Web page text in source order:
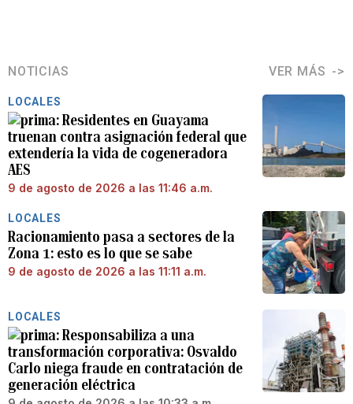
NOTICIAS VER MÁS
LOCALES
Residentes en Guayama
truenan contra asignación federal que
extendería la vida de cogeneradora
AES
9 de agosto de 2026 a las 11:46 a.m.
LOCALES
Racionamiento pasa a sectores de la
Zona 1: esto es lo que se sabe
9 de agosto de 2026 a las 11:11 a.m.
LOCALES
Responsabiliza a una
transformación corporativa: Osvaldo
Carlo niega fraude en contratación de
generación eléctrica